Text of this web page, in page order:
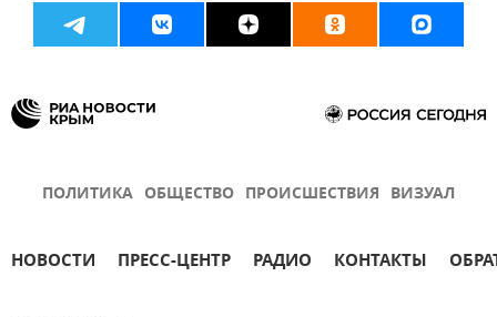
ПОЛИТИКА ОБЩЕСТВО ПРОИСШЕСТВИЯ ВИЗУАЛ
НОВОСТИ ПРЕСС-ЦЕНТР РАДИО КОНТАКТЫ